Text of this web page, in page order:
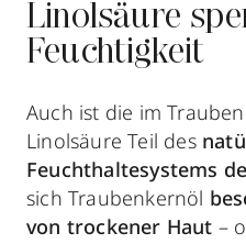
Linolsäure
Feuchtigkeit
Auch ist die im
Linolsäure Teil des
Feuchthaltesystems
sich Traubenkernöl
von trockener Haut –